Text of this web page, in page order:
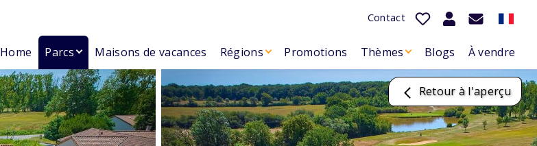
Contact
Home Parcs Maisons de vacances Régions Promotions Thèmes Blogs À vendre
Retour à l'aperçu